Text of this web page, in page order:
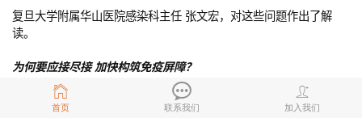
首页 联系我们 加入我们
复旦大学附属华山医院感染科主任 张文宏，对这些问题作出了解
读。
为何要应接尽接 加快构筑免疫屏障？
在中国较大的人口基数下，目前的疫苗接种率仅在4%左右，不仅距